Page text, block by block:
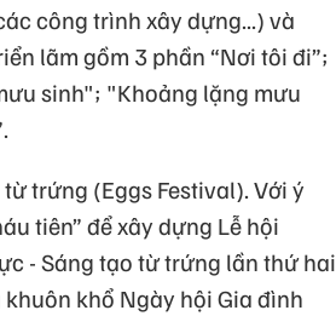
công trình xây dựng...) và
lãm gồm 3 phần “Nơi tôi đi”;
sinh"; "Khoảng lặng mưu
trứng (Eggs Festival). Với ý
tiên” để xây dựng Lễ hội
- Sáng tạo từ trứng lần thứ hai
khổ Ngày hội Gia đình